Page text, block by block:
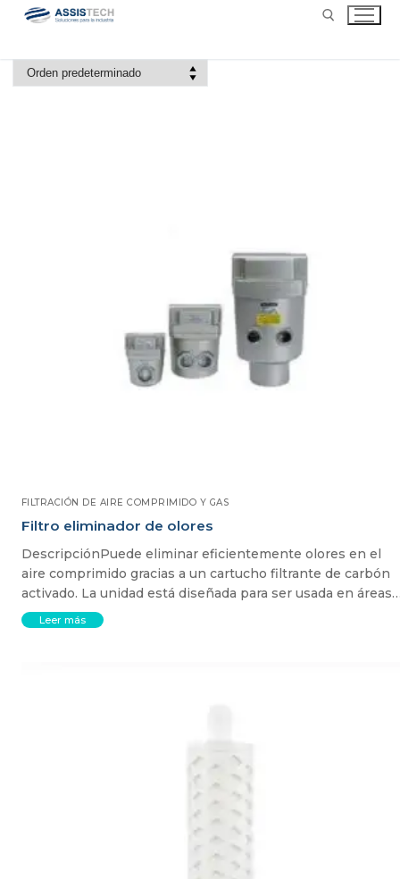
FILTRACIÓN DE AIRE COMPRIMIDO Y GAS
Filtro eliminador de olores
DescripciónPuede eliminar eficientemente olores en el
aire comprimido gracias a un cartucho filtrante de carbón
activado. La unidad está diseñada para ser usada en
Leer más